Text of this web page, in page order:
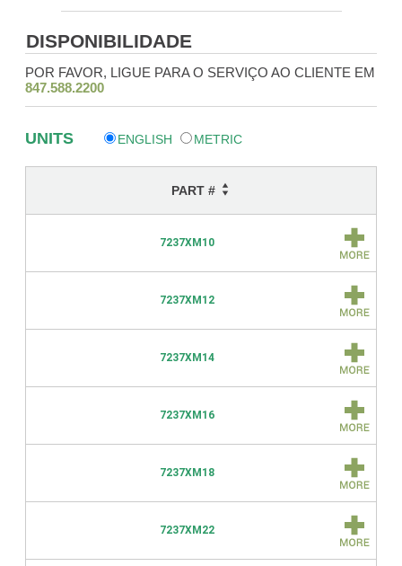
DISPONIBILIDADE
POR FAVOR, LIGUE PARA O SERVIÇO AO CLIENTE EM
847.588.2200
UNITS ENGLISH METRIC
PART #
7237XM10
7237XM12
7237XM14
7237XM16
7237XM18
7237XM22